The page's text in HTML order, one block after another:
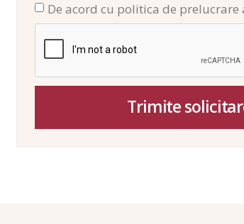
De acord cu politica de prelucrare
Trimite